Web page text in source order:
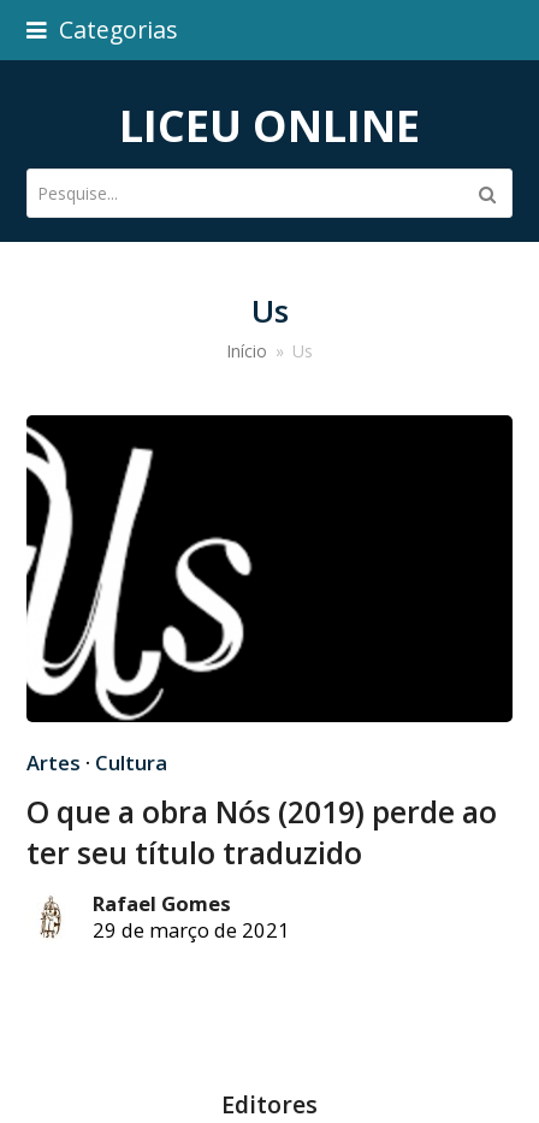
Categorias
LICEU ONLINE
Pesquise...
Us
Início » Us
Artes · Cultura
O que a obra Nós (2019) perde ao
ter seu título traduzido
Rafael Gomes
29 de março de 2021
Editores